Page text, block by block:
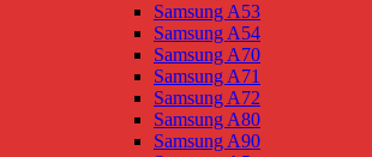
Samsung A53
Samsung A54
Samsung A70
Samsung A71
Samsung A72
Samsung A80
Samsung A90